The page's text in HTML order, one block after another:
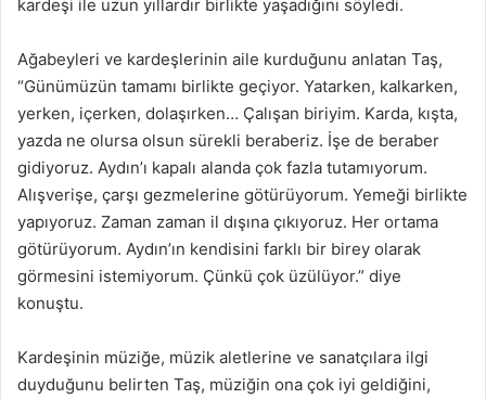
kardeşi ile uzun yıllardır birlikte yaşadığını söyledi.
Ağabeyleri ve kardeşlerinin aile kurduğunu anlatan Taş,
“Günümüzün tamamı birlikte geçiyor. Yatarken, kalkarken,
yerken, içerken, dolaşırken… Çalışan biriyim. Karda, kışta,
yazda ne olursa olsun sürekli beraberiz. İşe de beraber
gidiyoruz. Aydın’ı kapalı alanda çok fazla tutamıyorum.
Alışverişe, çarşı gezmelerine götürüyorum. Yemeği birlikte
yapıyoruz. Zaman zaman il dışına çıkıyoruz. Her ortama
götürüyorum. Aydın’ın kendisini farklı bir birey olarak
görmesini istemiyorum. Çünkü çok üzülüyor.” diye
konuştu.
Kardeşinin müziğe, müzik aletlerine ve sanatçılara ilgi
duyduğunu belirten Taş, müziğin ona çok iyi geldiğini,